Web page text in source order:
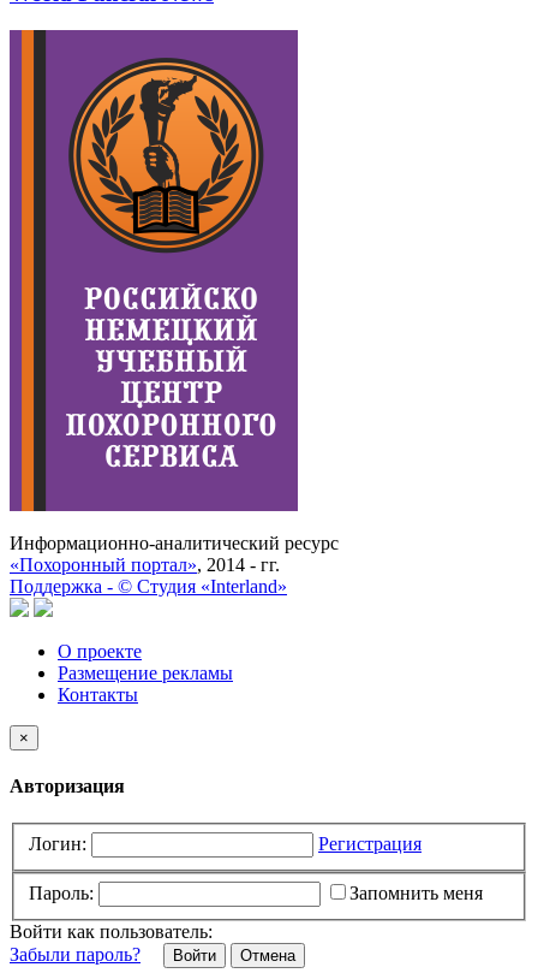
Информационно-аналитический ресурс
«Похоронный портал», 2014 - гг.
Поддержка - © Cтудия «Interland»
О проекте
Размещение рекламы
Контакты
×
Авторизация
Логин: Регистрация
Пароль:
Запомнить меня
Войти как пользователь:
Забыли пароль?
Отмена